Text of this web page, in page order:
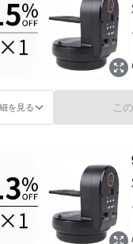
を見る こ